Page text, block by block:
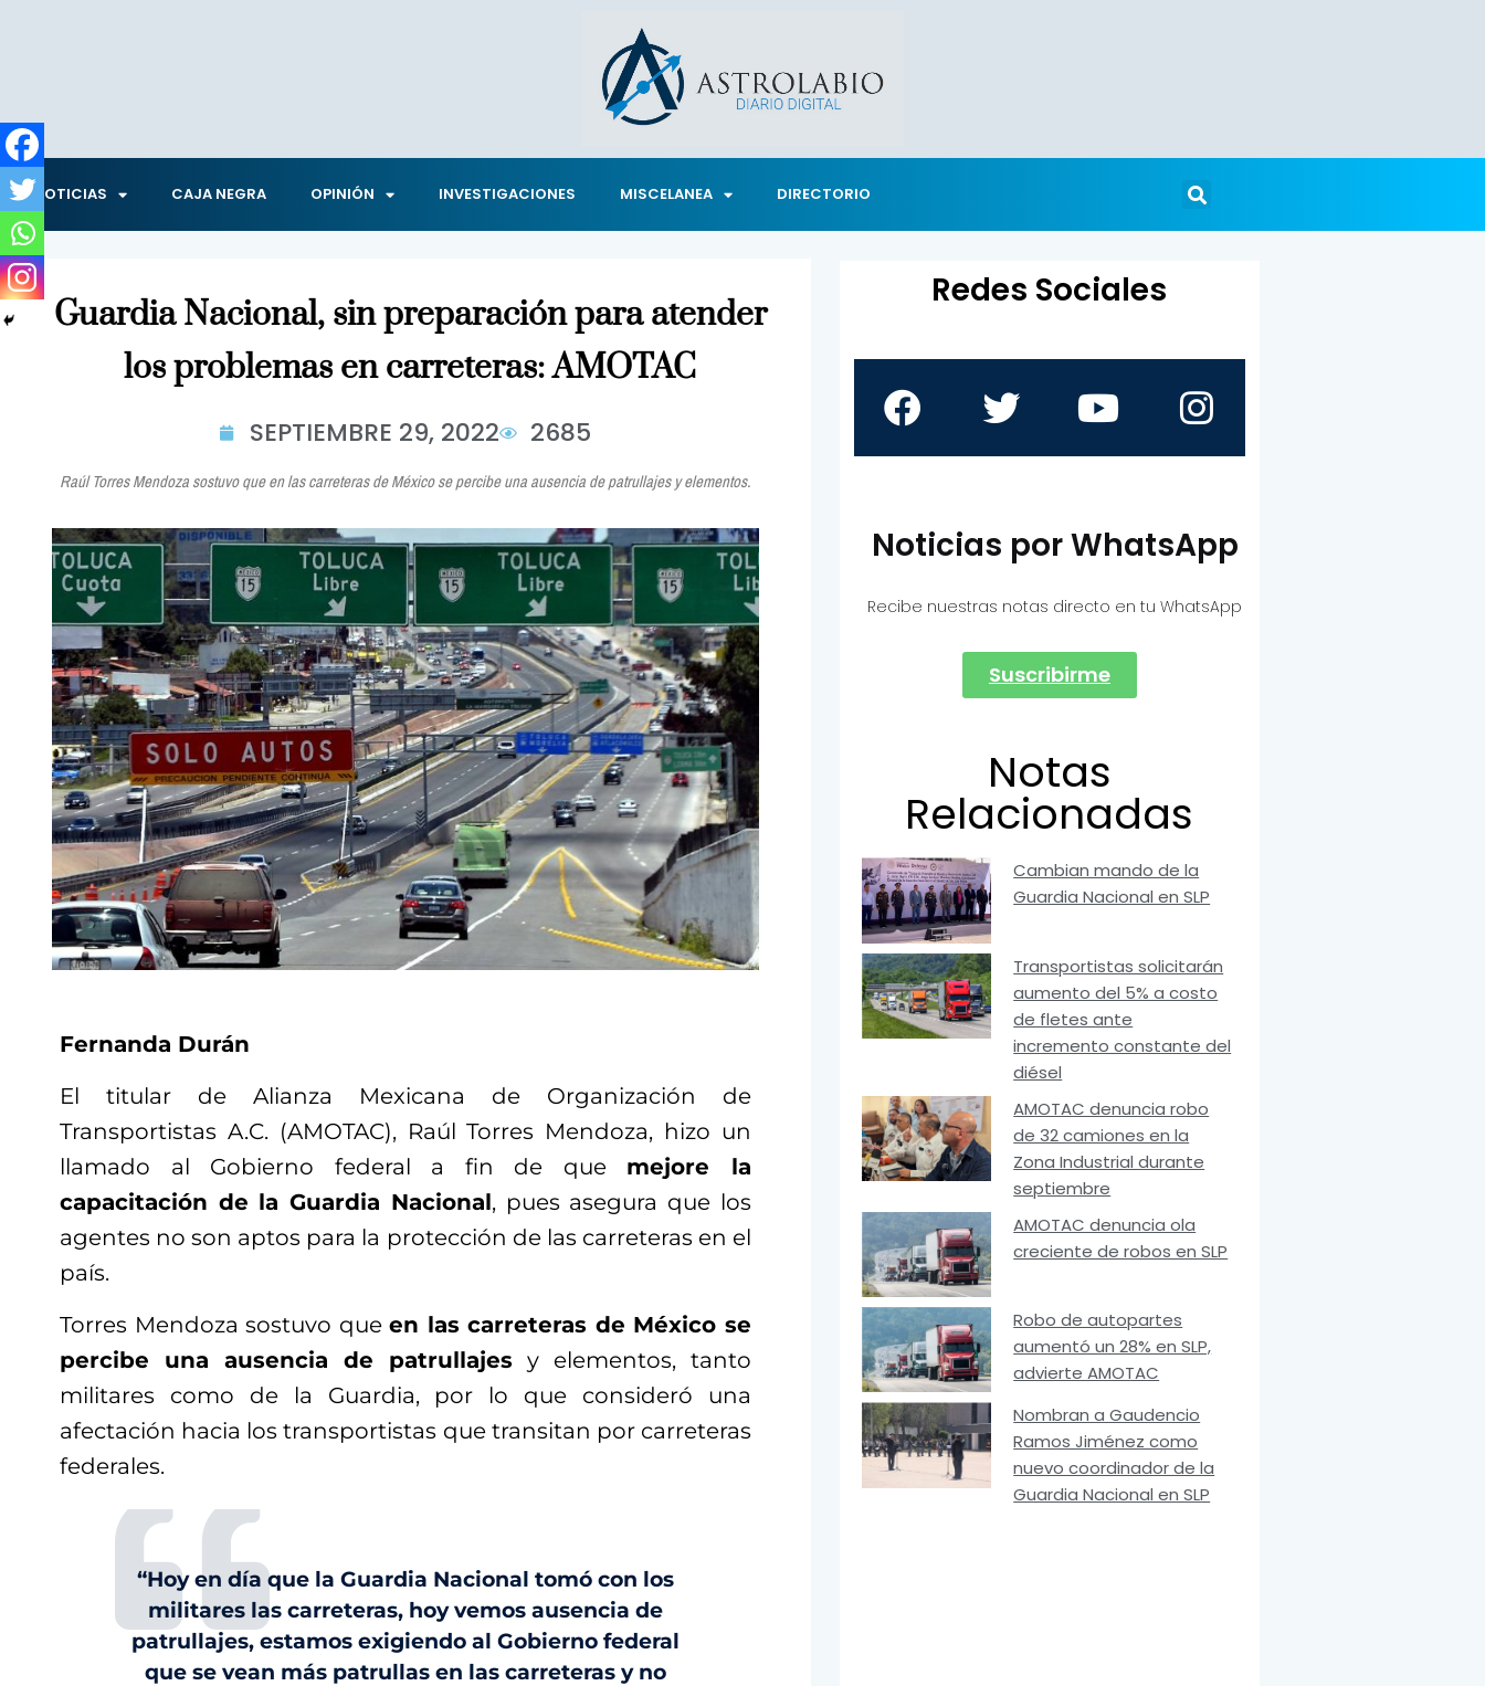
NOTICIAS CAJA NEGRA OPINIÓN INVESTIGACIONES MISCELANEA DIRECTORIO
Guardia Nacional, sin preparación para atender
los problemas en carreteras: AMOTAC
SEPTIEMBRE 29, 2022 2685
Raúl Torres Mendoza sostuvo que en las carreteras de México se percibe una ausencia de patrullajes y elementos.
Fernanda Durán
El titular de Alianza Mexicana de Organización de
Transportistas A.C. (AMOTAC), Raúl Torres Mendoza, hizo un
llamado al Gobierno federal a fin de que mejore la
capacitación de la Guardia Nacional, pues asegura que los
agentes no son aptos para la protección de las carreteras en el
país.
Torres Mendoza sostuvo queen las carreteras de México se
percibe una ausencia de patrullajes y elementos, tanto
militares como de la Guardia, por lo que consideró una
afectación hacia los transportistas que transitan por carreteras
federales.
“Hoy en día que la Guardia Nacional tomó con los
militares las carreteras, hoy vemos ausencia de
patrullajes, estamos exigiendo al Gobierno federal
que se vean más patrullas en las carreteras y no
Redes Sociales
Noticias por WhatsApp
Recibe nuestras notas directo en tu WhatsApp
Suscribirme
Notas
Relacionadas
Cambian mando de la
Guardia Nacional en SLP
Transportistas solicitarán
aumento del 5% a costo
de fletes ante
incremento constante del
diésel
AMOTAC denuncia robo
de 32 camiones en la
Zona Industrial durante
septiembre
AMOTAC denuncia ola
creciente de robos en SLP
Robo de autopartes
aumentó un 28% en SLP,
advierte AMOTAC
Nombran a Gaudencio
Ramos Jiménez como
nuevo coordinador de la
Guardia Nacional en SLP